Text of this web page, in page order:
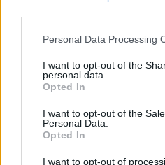
Please note that this website/
not limited to your visit or usage
grant or deny consent to
use your data for below
consent section.
Personal Data Processing
I want to opt-out of the
personal data.
Opted In
I want to opt-out of the
Personal Data.
Opted In
I want to opt-out of
Πιο
Έφυγαν οι
Καρυστιανού - Η
«Ελπίδα για τη
Συγκίνηση στο
Χαλκιά: Με την
κλαρίνα